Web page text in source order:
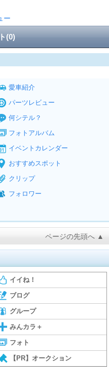
ー
(0)
愛車紹介
パーツレビュー
何シテル？
フォトアルバム
イベントカレンダー
おすすめスポット
クリップ
フォロワー
ページの先頭へ ▲
イイね！
ブログ
グループ
みんカラ＋
フォト
【PR】オークション